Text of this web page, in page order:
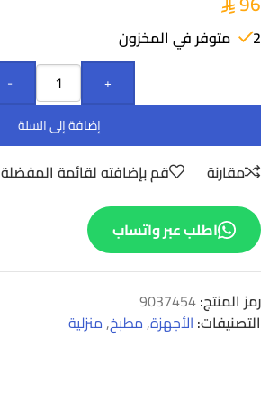
2 متوفر في المخزون
-
+
إضافة إلى السلة
مقارنة قم بإضافته لقائمة المفضلة
اطلب عبر واتساب
رمز المنتج:9037454
التصنيفات: الأجهزة,مطبخ,منزلية